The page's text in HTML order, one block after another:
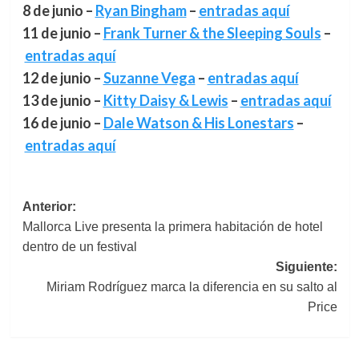
8 de junio – Ryan Bingham– entradas aquí
11 de junio – Frank Turner & the Sleeping Souls –
entradas aquí
12 de junio –Suzanne Vega – entradas aquí
13 de junio – Kitty Daisy & Lewis – entradas aquí
16 de junio – Dale Watson & His Lonestars –
entradas aquí
Navegación
de
Anterior:
Mallorca Live presenta la primera habitación de hotel
dentro de un festival
Siguiente:
Miriam Rodríguez marca la diferencia en su salto al
Price